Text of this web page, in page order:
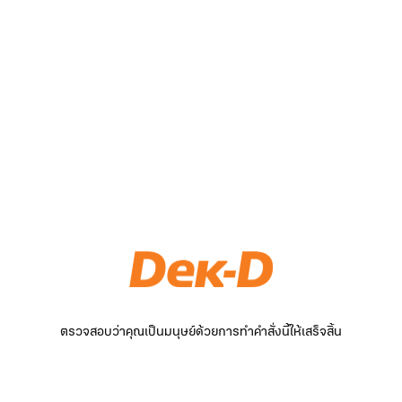
ตรวจสอบว่าคุณเป็นมนุษย์ด้วยการทำคำสั่งนี้ให้เสร็จสิ้น